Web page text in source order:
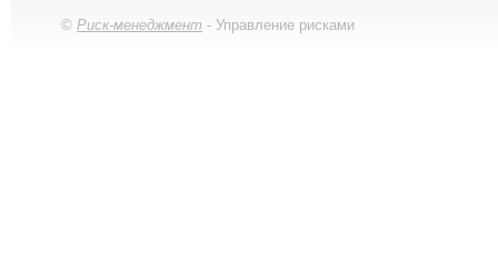
© Риск-менеджмент - Управление рисками